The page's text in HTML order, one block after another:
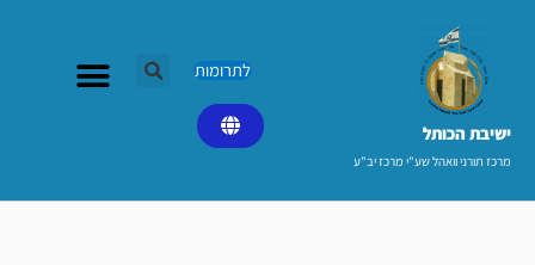
ישיבת הכותל​
מרכז תורני וואהל שע"י מרכז יב"ע
לתרומות